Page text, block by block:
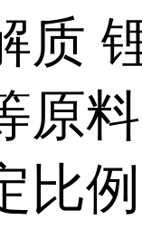
质
原
比